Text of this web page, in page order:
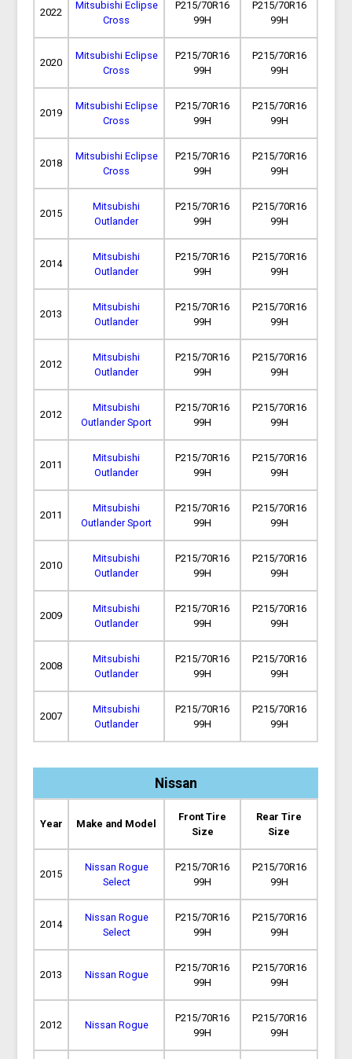
2022
Mitsubishi Eclipse
Cross
P215/70R16
99H
P215/70R16
99H
2020
Mitsubishi Eclipse
Cross
P215/70R16
99H
P215/70R16
99H
2019
Mitsubishi Eclipse
Cross
P215/70R16
99H
P215/70R16
99H
2018
Mitsubishi Eclipse
Cross
P215/70R16
99H
P215/70R16
99H
2015
Mitsubishi
Outlander
P215/70R16
99H
P215/70R16
99H
2014
Mitsubishi
Outlander
P215/70R16
99H
P215/70R16
99H
2013
Mitsubishi
Outlander
P215/70R16
99H
P215/70R16
99H
2012
Mitsubishi
Outlander
P215/70R16
99H
P215/70R16
99H
2012
Mitsubishi
Outlander Sport
P215/70R16
99H
P215/70R16
99H
2011
Mitsubishi
Outlander
P215/70R16
99H
P215/70R16
99H
2011
Mitsubishi
Outlander Sport
P215/70R16
99H
P215/70R16
99H
2010
Mitsubishi
Outlander
P215/70R16
99H
P215/70R16
99H
2009
Mitsubishi
Outlander
P215/70R16
99H
P215/70R16
99H
2008
Mitsubishi
Outlander
P215/70R16
99H
P215/70R16
99H
2007
Mitsubishi
Outlander
P215/70R16
99H
P215/70R16
99H
Nissan
Year Make and Model
Front Tire
Size
Rear Tire
Size
2015
Nissan Rogue
Select
P215/70R16
99H
P215/70R16
99H
2014
Nissan Rogue
Select
P215/70R16
99H
P215/70R16
99H
2013 Nissan Rogue
P215/70R16
99H
P215/70R16
99H
2012 Nissan Rogue
P215/70R16
99H
P215/70R16
99H